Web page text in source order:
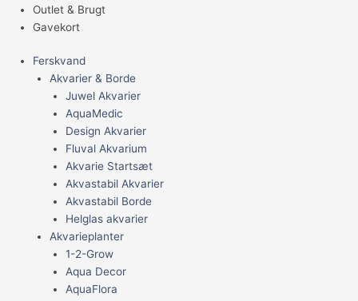
Outlet & Brugt
Gavekort
Ferskvand
Akvarier & Borde
Juwel Akvarier
AquaMedic
Design Akvarier
Fluval Akvarium
Akvarie Startsæt
Akvastabil Akvarier
Akvastabil Borde
Helglas akvarier
Akvarieplanter
1-2-Grow
Aqua Decor
AquaFlora